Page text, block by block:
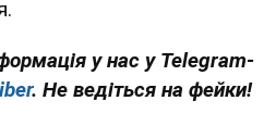
у нас у Telegram-
. Не ведіться на фейки!